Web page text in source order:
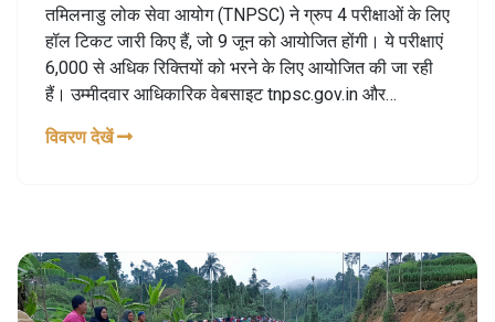
तमिलनाडु लोक सेवा आयोग (TNPSC) ने ग्रुप 4 परीक्षाओं के लिए
हॉल टिकट जारी किए हैं, जो 9 जून को आयोजित होंगी। ये परीक्षाएं
6,000 से अधिक रिक्तियों को भरने के लिए आयोजित की जा रही
हैं। उम्मीदवार आधिकारिक वेबसाइट tnpsc.gov.in और
विवरण देखें